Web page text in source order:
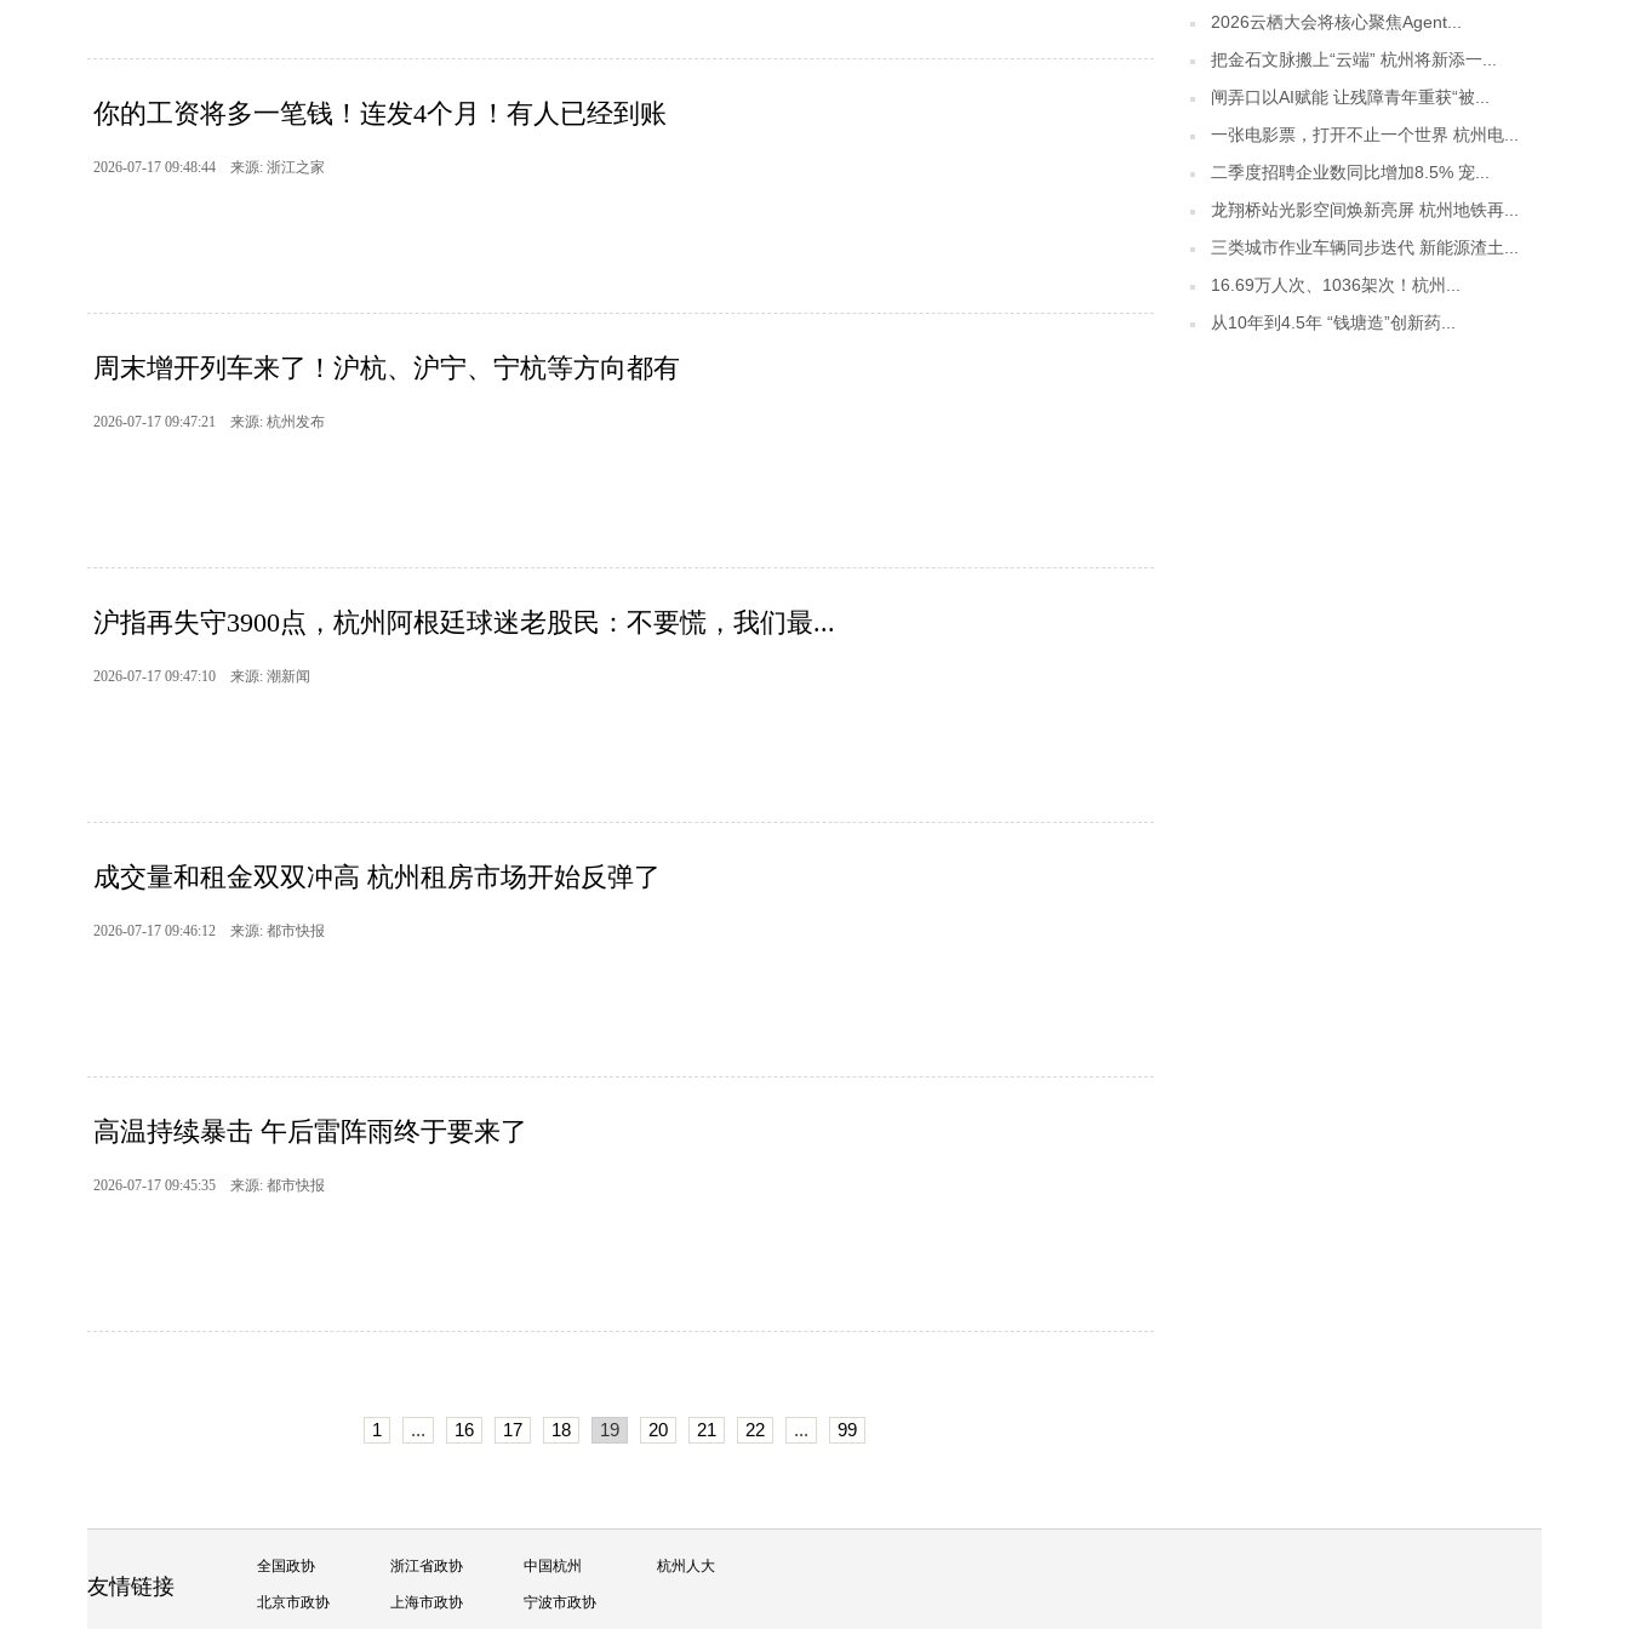
你的工资将多一笔钱！连发4个月！有人已经到账
2026-07-17 09:48:44 来源: 浙江之家
周末增开列车来了！沪杭、沪宁、宁杭等方向都有
2026-07-17 09:47:21 来源: 杭州发布
沪指再失守3900点，杭州阿根廷球迷老股民：不要慌，我们最...
2026-07-17 09:47:10 来源: 潮新闻
成交量和租金双双冲高 杭州租房市场开始反弹了
2026-07-17 09:46:12 来源: 都市快报
高温持续暴击 午后雷阵雨终于要来了
2026-07-17 09:45:35 来源: 都市快报
1 ... 16 17 18 19 20 21 22 ... 99
2026云栖大会将核心聚焦Agent...
把金石文脉搬上“云端” 杭州将新添一...
闸弄口以AI赋能 让残障青年重获“被...
一张电影票，打开不止一个世界 杭州电...
二季度招聘企业数同比增加8.5% 宠...
龙翔桥站光影空间焕新亮屏 杭州地铁再...
三类城市作业车辆同步迭代 新能源渣土...
16.69万人次、1036架次！杭州...
从10年到4.5年 “钱塘造”创新药...
友情链接
全国政协 浙江省政协 中国杭州 杭州人大
北京市政协 上海市政协 宁波市政协